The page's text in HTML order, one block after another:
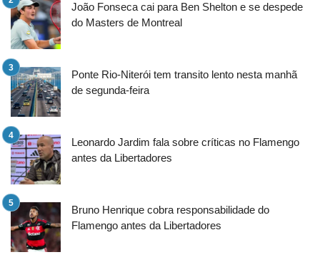
João Fonseca cai para Ben Shelton e se despede
do Masters de Montreal
Ponte Rio-Niterói tem transito lento nesta manhã
de segunda-feira
Leonardo Jardim fala sobre críticas no Flamengo
antes da Libertadores
Bruno Henrique cobra responsabilidade do
Flamengo antes da Libertadores